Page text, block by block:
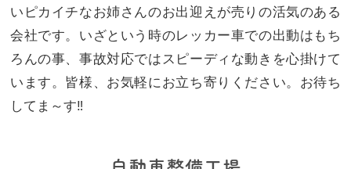
いピカイチなお姉さんのお出迎えが売りの活気のある
会社です。いざという時のレッカー車での出動はもち
ろんの事、事故対応ではスピーディな動きを心掛けて
います。皆様、お気軽にお立ち寄りください。お待ち
してま～す‼